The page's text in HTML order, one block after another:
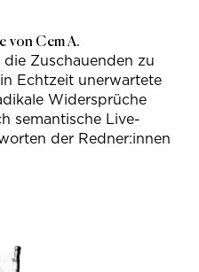
von Cem A.
Zuschauenden zu
Echtzeit unerwartete
Widersprüche
semantische Live-
der Redner:innen